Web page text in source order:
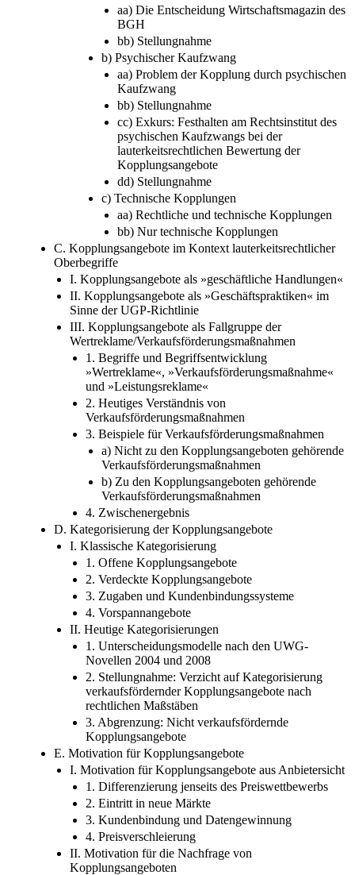
aa) Die Entscheidung Wirtschaftsmagazin des
BGH
bb) Stellungnahme
b) Psychischer Kaufzwang
aa) Problem der Kopplung durch psychischen
Kaufzwang
bb) Stellungnahme
cc) Exkurs: Festhalten am Rechtsinstitut des
psychischen Kaufzwangs bei der
lauterkeitsrechtlichen Bewertung der
Kopplungsangebote
dd) Stellungnahme
c) Technische Kopplungen
aa) Rechtliche und technische Kopplungen
bb) Nur technische Kopplungen
C. Kopplungsangebote im Kontext lauterkeitsrechtlicher
Oberbegriffe
I. Kopplungsangebote als »geschäftliche Handlungen«
II. Kopplungsangebote als »Geschäftspraktiken« im
Sinne der UGP-Richtlinie
III. Kopplungsangebote als Fallgruppe der
Wertreklame/Verkaufsförderungsmaßnahmen
1. Begriffe und Begriffsentwicklung
»Wertreklame«, »Verkaufsförderungsmaßnahme«
und »Leistungsreklame«
2. Heutiges Verständnis von
Verkaufsförderungsmaßnahmen
3. Beispiele für Verkaufsförderungsmaßnahmen
a) Nicht zu den Kopplungsangeboten gehörende
Verkaufsförderungsmaßnahmen
b) Zu den Kopplungsangeboten gehörende
Verkaufsförderungsmaßnahmen
4. Zwischenergebnis
D. Kategorisierung der Kopplungsangebote
I. Klassische Kategorisierung
1. Offene Kopplungsangebote
2. Verdeckte Kopplungsangebote
3. Zugaben und Kundenbindungssysteme
4. Vorspannangebote
II. Heutige Kategorisierungen
1. Unterscheidungsmodelle nach den UWG-
Novellen 2004 und 2008
2. Stellungnahme: Verzicht auf Kategorisierung
verkaufsfördernder Kopplungsangebote nach
rechtlichen Maßstäben
3. Abgrenzung: Nicht verkaufsfördernde
Kopplungsangebote
E. Motivation für Kopplungsangebote
I. Motivation für Kopplungsangebote aus Anbietersicht
1. Differenzierung jenseits des Preiswettbewerbs
2. Eintritt in neue Märkte
3. Kundenbindung und Datengewinnung
4. Preisverschleierung
II. Motivation für die Nachfrage von
Kopplungsangeboten